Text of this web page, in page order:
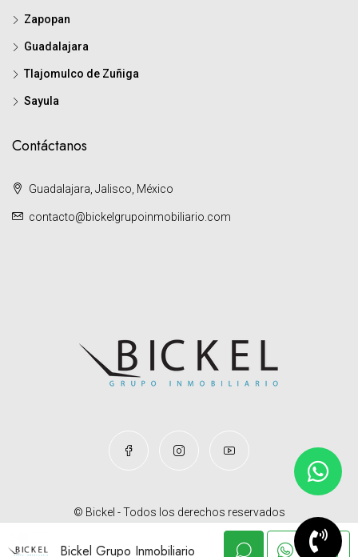
Zapopan
Guadalajara
Tlajomulco de Zuñiga
Sayula
Contáctanos
Guadalajara, Jalisco, México
contacto@bickelgrupoinmobiliario.com
© Bickel - Todos los derechos reservados
Bickel Grupo Inmobiliario